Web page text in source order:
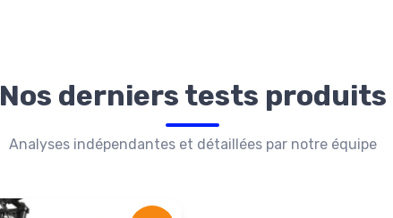
Nos derniers tests produits
Analyses indépendantes et détaillées par notre équipe